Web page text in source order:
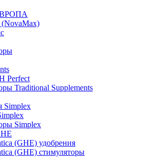
Perfect
Traditional Supplements
Simplex
Simplex
(GHE) удобрения
(GHE) стимуляторы